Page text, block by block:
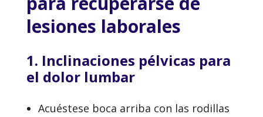
lesiones laborales
1. Inclinaciones pélvicas para
el dolor lumbar
Acuéstese boca arriba con las rodillas